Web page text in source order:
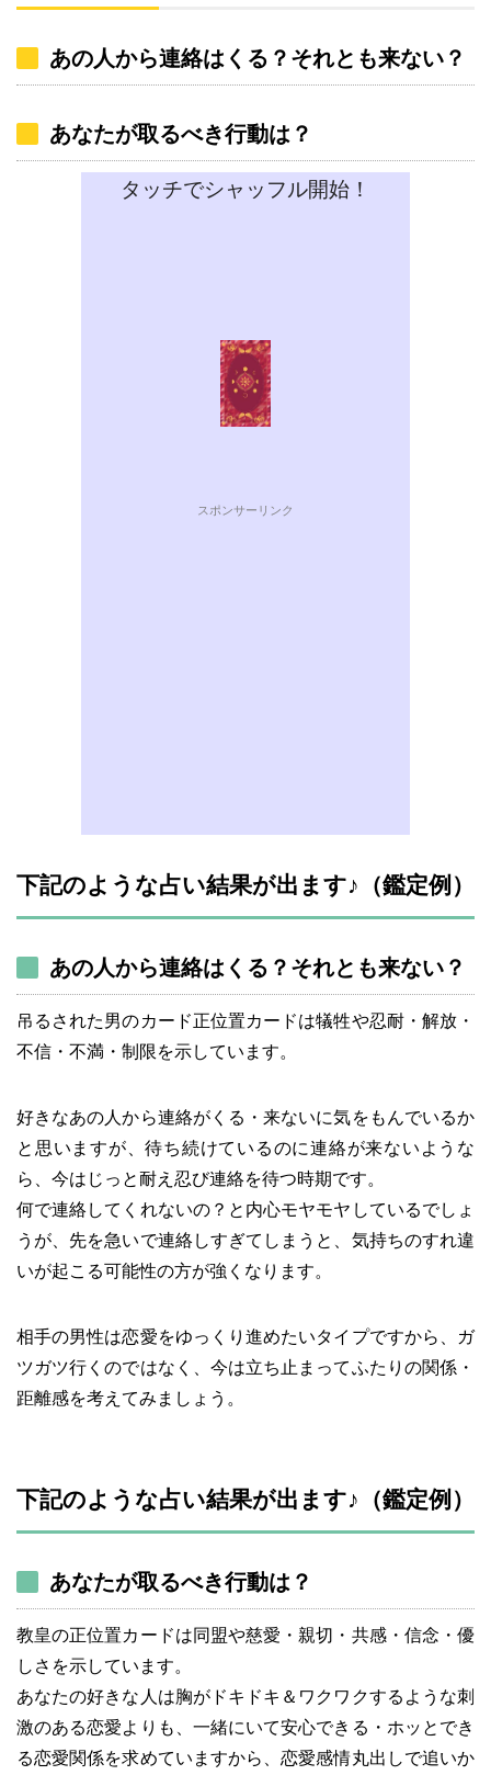
あの人から連絡はくる？それとも来ない？
あなたが取るべき行動は？
タッチでシャッフル開始！
スポンサーリンク
下記のような占い結果が出ます♪（鑑定例）
あの人から連絡はくる？それとも来ない？
吊るされた男のカード正位置カードは犠牲や忍耐・解放・
不信・不満・制限を示しています。
好きなあの人から連絡がくる・来ないに気をもんでいるか
と思いますが、待ち続けているのに連絡が来ないような
ら、今はじっと耐え忍び連絡を待つ時期です。
何で連絡してくれないの？と内心モヤモヤしているでしょ
うが、先を急いで連絡しすぎてしまうと、気持ちのすれ違
いが起こる可能性の方が強くなります。
相手の男性は恋愛をゆっくり進めたいタイプですから、ガ
ツガツ行くのではなく、今は立ち止まってふたりの関係・
距離感を考えてみましょう。
下記のような占い結果が出ます♪（鑑定例）
あなたが取るべき行動は？
教皇の正位置カードは同盟や慈愛・親切・共感・信念・優
しさを示しています。
あなたの好きな人は胸がドキドキ＆ワクワクするような刺
激のある恋愛よりも、一緒にいて安心できる・ホッとでき
る恋愛関係を求めていますから、恋愛感情丸出しで追いか